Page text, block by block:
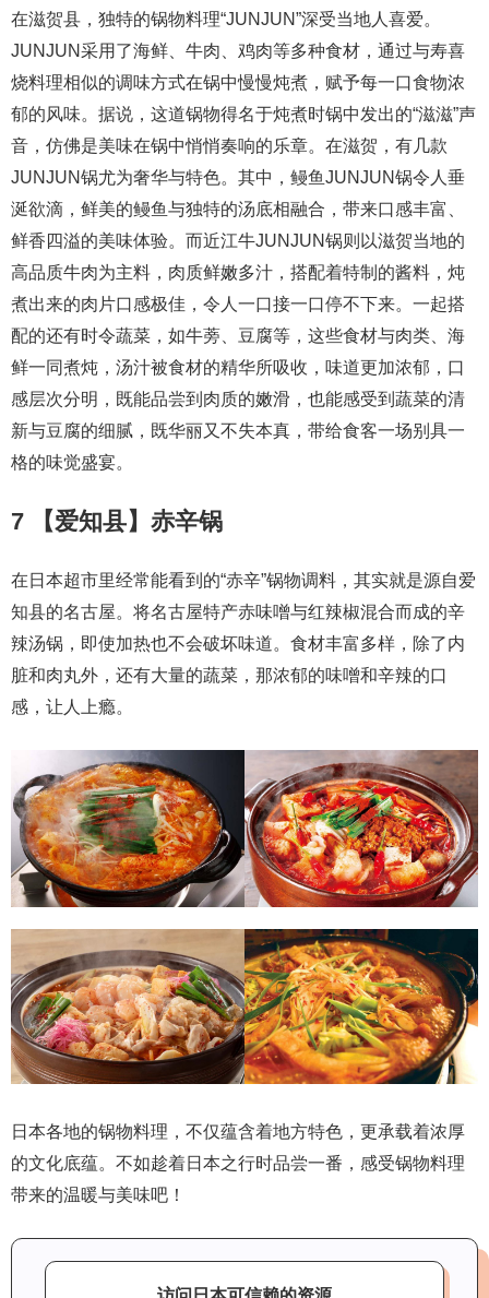
在滋贺县，独特的锅物料理“JUNJUN”深受当地人喜爱。
JUNJUN采用了海鲜、牛肉、鸡肉等多种食材，通过与寿喜
烧料理相似的调味方式在锅中慢慢炖煮，赋予每一口食物浓
郁的风味。据说，这道锅物得名于炖煮时锅中发出的“滋滋”声
音，仿佛是美味在锅中悄悄奏响的乐章。在滋贺，有几款
JUNJUN锅尤为奢华与特色。其中，鳗鱼JUNJUN锅令人垂
涎欲滴，鲜美的鳗鱼与独特的汤底相融合，带来口感丰富、
鲜香四溢的美味体验。而近江牛JUNJUN锅则以滋贺当地的
高品质牛肉为主料，肉质鲜嫩多汁，搭配着特制的酱料，炖
煮出来的肉片口感极佳，令人一口接一口停不下来。一起搭
配的还有时令蔬菜，如牛蒡、豆腐等，这些食材与肉类、海
鲜一同煮炖，汤汁被食材的精华所吸收，味道更加浓郁，口
感层次分明，既能品尝到肉质的嫩滑，也能感受到蔬菜的清
新与豆腐的细腻，既华丽又不失本真，带给食客一场别具一
格的味觉盛宴。
7 【爱知县】赤辛锅
在日本超市里经常能看到的“赤辛”锅物调料，其实就是源自爱
知县的名古屋。将名古屋特产赤味噌与红辣椒混合而成的辛
辣汤锅，即使加热也不会破坏味道。食材丰富多样，除了内
脏和肉丸外，还有大量的蔬菜，那浓郁的味噌和辛辣的口
感，让人上瘾。
日本各地的锅物料理，不仅蕴含着地方特色，更承载着浓厚
的文化底蕴。不如趁着日本之行时品尝一番，感受锅物料理
带来的温暖与美味吧！